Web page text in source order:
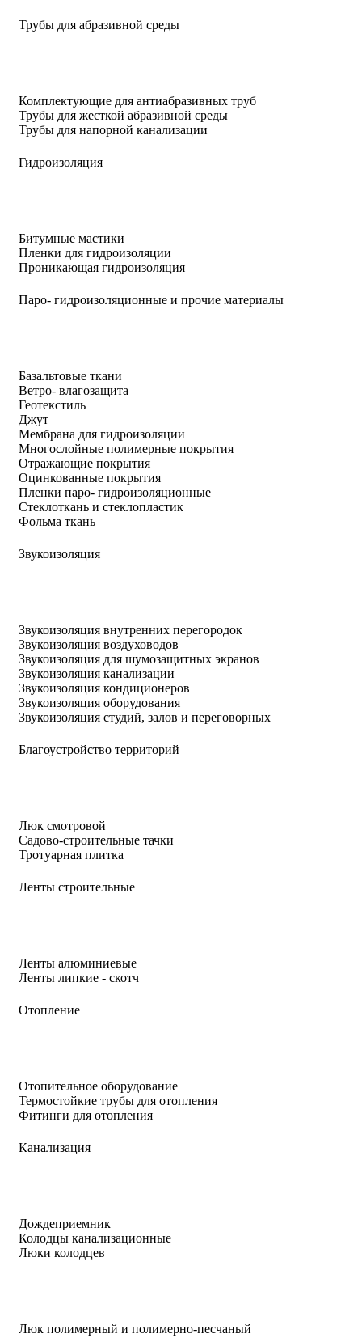
Трубы для абразивной среды
Комплектующие для антиабразивных труб
Трубы для жесткой абразивной среды
Трубы для напорной канализации
Гидроизоляция
Битумные мастики
Пленки для гидроизоляции
Проникающая гидроизоляция
Паро- гидроизоляционные и прочие материалы
Базальтовые ткани
Ветро- влагозащита
Геотекстиль
Джут
Мембрана для гидроизоляции
Многослойные полимерные покрытия
Отражающие покрытия
Оцинкованные покрытия
Пленки паро- гидроизоляционные
Стеклоткань и стеклопластик
Фольма ткань
Звукоизоляция
Звукоизоляция внутренних перегородок
Звукоизоляция воздуховодов
Звукоизоляция для шумозащитных экранов
Звукоизоляция канализации
Звукоизоляция кондиционеров
Звукоизоляция оборудования
Звукоизоляция студий, залов и переговорных
Благоустройство территорий
Люк смотровой
Садово-строительные тачки
Тротуарная плитка
Ленты строительные
Ленты алюминиевые
Ленты липкие - скотч
Отопление
Отопительное оборудование
Термостойкие трубы для отопления
Фитинги для отопления
Канализация
Дождеприемник
Колодцы канализационные
Люки колодцев
Люк полимерный и полимерно-песчаный